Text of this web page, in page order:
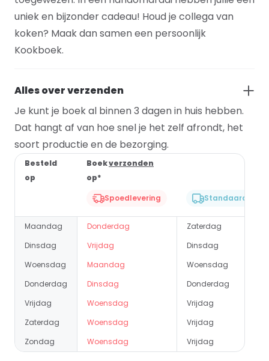
uniek en bijzonder cadeau! Houd je collega van
koken? Maak dan samen een persoonlijk
Kookboek.
Alles over verzenden
Je kunt je boek al binnen 3 dagen in huis hebben.
Dat hangt af van hoe snel je het zelf afrondt, het
soort productie en de bezorging.
Besteld
op
Boekverzonden
op*
Spoedlevering
Standaard
Maandag Donderdag
Zaterdag
Dinsdag
Vrijdag
Dinsdag
Woensdag
Maandag
Woensdag
Donderdag
Dinsdag
Donderdag
Vrijdag
Woensdag
Vrijdag
Zaterdag
Woensdag
Vrijdag
Zondag
Woensdag Vrijdag